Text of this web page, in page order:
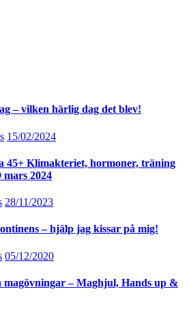
– vilken härlig dag det blev!
15/02/2024
45+ Klimakteriet, hormoner, träning
mars 2024
28/11/2023
– hjälp jag kissar på mig!
05/12/2020
magövningar – Maghjul, Hands up &